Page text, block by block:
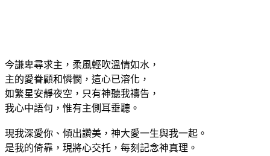
今謙卑尋求主，柔風輕吹溫情如水，
主的愛眷顧和憐憫，這心已溶化，
如繁星安靜夜空，只有神聽我禱告，
我心中語句，惟有主側耳垂聽。
現我深愛你、傾出讚美，神大愛一生與我一起。
是我的倚靠，現將心交托，每刻記念神真理。